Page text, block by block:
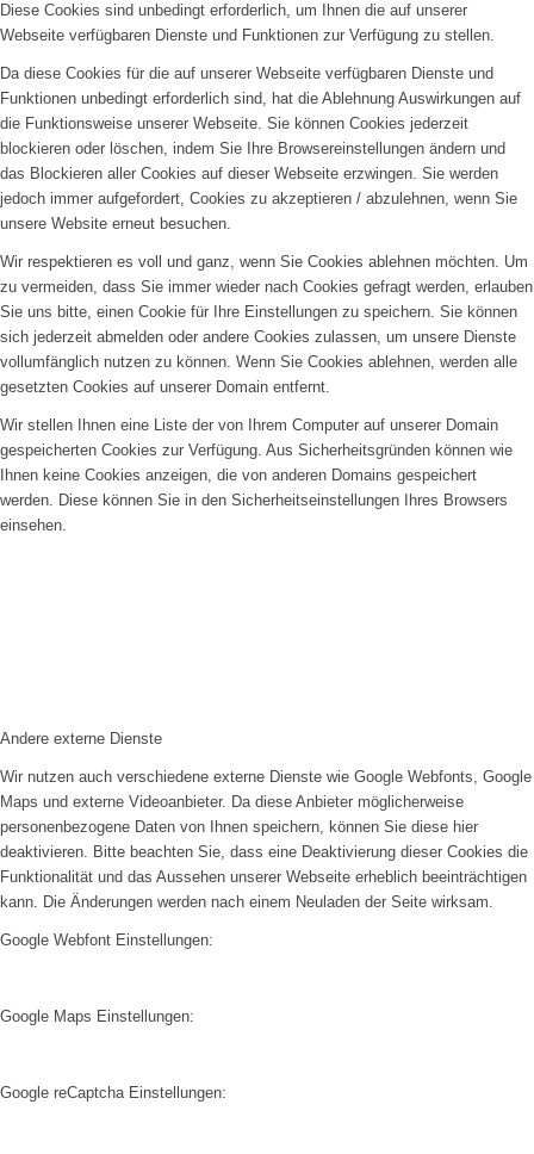
Diese Cookies sind unbedingt erforderlich, um Ihnen die auf unserer
Webseite verfügbaren Dienste und Funktionen zur Verfügung zu stellen.
Da diese Cookies für die auf unserer Webseite verfügbaren Dienste und
Funktionen unbedingt erforderlich sind, hat die Ablehnung Auswirkungen auf
die Funktionsweise unserer Webseite. Sie können Cookies jederzeit
blockieren oder löschen, indem Sie Ihre Browsereinstellungen ändern und
das Blockieren aller Cookies auf dieser Webseite erzwingen. Sie werden
jedoch immer aufgefordert, Cookies zu akzeptieren / abzulehnen, wenn Sie
unsere Website erneut besuchen.
Wir respektieren es voll und ganz, wenn Sie Cookies ablehnen möchten. Um
zu vermeiden, dass Sie immer wieder nach Cookies gefragt werden, erlauben
Sie uns bitte, einen Cookie für Ihre Einstellungen zu speichern. Sie können
sich jederzeit abmelden oder andere Cookies zulassen, um unsere Dienste
vollumfänglich nutzen zu können. Wenn Sie Cookies ablehnen, werden alle
gesetzten Cookies auf unserer Domain entfernt.
Wir stellen Ihnen eine Liste der von Ihrem Computer auf unserer Domain
gespeicherten Cookies zur Verfügung. Aus Sicherheitsgründen können wie
Ihnen keine Cookies anzeigen, die von anderen Domains gespeichert
werden. Diese können Sie in den Sicherheitseinstellungen Ihres Browsers
einsehen.
Andere externe Dienste
Wir nutzen auch verschiedene externe Dienste wie Google Webfonts, Google
Maps und externe Videoanbieter. Da diese Anbieter möglicherweise
personenbezogene Daten von Ihnen speichern, können Sie diese hier
deaktivieren. Bitte beachten Sie, dass eine Deaktivierung dieser Cookies die
Funktionalität und das Aussehen unserer Webseite erheblich beeinträchtigen
kann. Die Änderungen werden nach einem Neuladen der Seite wirksam.
Google Webfont Einstellungen:
Google Maps Einstellungen:
Google reCaptcha Einstellungen: